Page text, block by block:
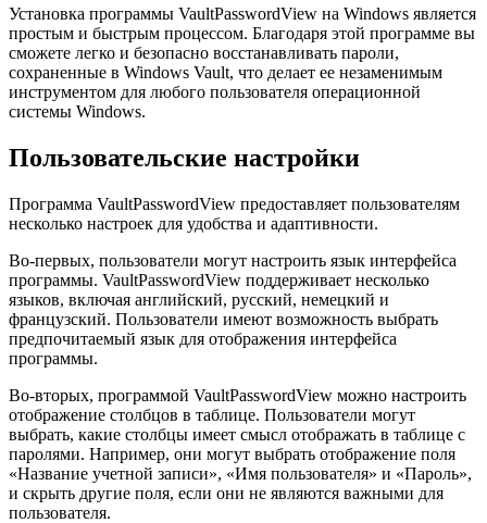
Установка программы VaultPasswordView на Windows является
простым и быстрым процессом. Благодаря этой программе вы
сможете легко и безопасно восстанавливать пароли,
сохраненные в Windows Vault, что делает ее незаменимым
инструментом для любого пользователя операционной
системы Windows.
Пользовательские настройки
Программа VaultPasswordView предоставляет пользователям
несколько настроек для удобства и адаптивности.
Во-первых, пользователи могут настроить язык интерфейса
программы. VaultPasswordView поддерживает несколько
языков, включая английский, русский, немецкий и
французский. Пользователи имеют возможность выбрать
предпочитаемый язык для отображения интерфейса
программы.
Во-вторых, программой VaultPasswordView можно настроить
отображение столбцов в таблице. Пользователи могут
выбрать, какие столбцы имеет смысл отображать в таблице с
паролями. Например, они могут выбрать отображение поля
«Название учетной записи», «Имя пользователя» и «Пароль»,
и скрыть другие поля, если они не являются важными для
пользователя.